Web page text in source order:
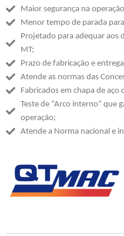
Maior segurança na
Menor tempo de parada
Projetado para adequar aos
MT;
Prazo de fabricação e
Atende as normas das
Fabricados em chapa de
Teste de “Arco interno” que
operação;
Atende a Norma nacional e